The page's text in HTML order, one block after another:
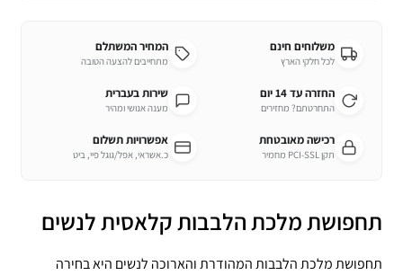
משלוחים חינם
לכל חלקי הארץ
המחיר המשתלם
מתחייבים להצעה הטובה
החזרה עד 14 יום
התחרטתם? מחזירים
שירות בעברית
מענה אנושי ומהיר
רכישה מאובטחת
תקן PCI-SSL מחמיר
אפשרויות תשלום
כ.אשראי, אפל/גוגל פיי, ביט
תחפושת מלכת הלבבות קלאסית לנשים
תחפושת מלכת הלבבות המהודרת והארוכה לנשים היא בחירה